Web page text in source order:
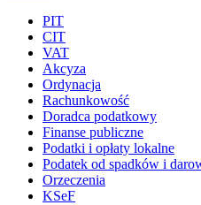
PIT
CIT
VAT
Akcyza
Ordynacja
Rachunkowość
Doradca podatkowy
Finanse publiczne
Podatki i opłaty lokalne
Podatek od spadków i
Orzeczenia
KSeF